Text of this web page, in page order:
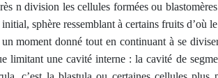
n division les cellules formées ou
sphère ressemblant à certains fruits d’où
moment donné tout en continuant à se
limitant une cavité interne : la cavité de